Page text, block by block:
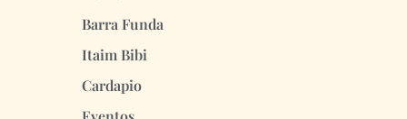
Barra Funda
Itaim Bibi
Cardapio